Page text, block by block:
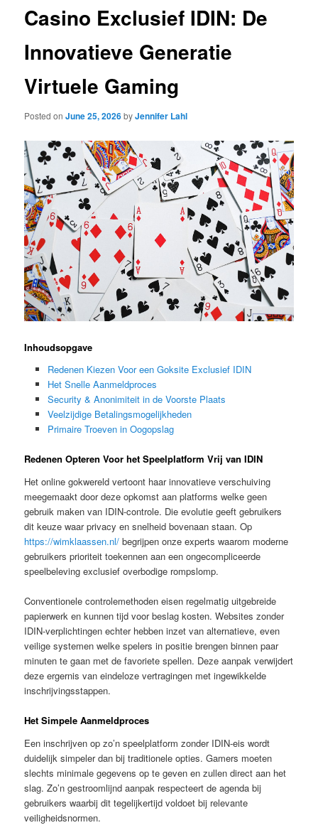
Casino Exclusief IDIN: De
Innovatieve Generatie
Virtuele Gaming
Posted onJune 25, 2026byJennifer Lahl
Inhoudsopgave
Redenen Kiezen Voor een Goksite Exclusief IDIN
Het Snelle Aanmeldproces
Security & Anonimiteit in de Voorste Plaats
Veelzijdige Betalingsmogelijkheden
Primaire Troeven in Oogopslag
Redenen Opteren Voor het Speelplatform Vrij van IDIN
Het online gokwereld vertoont haar innovatieve verschuiving
meegemaakt door deze opkomst aan platforms welke geen
gebruik maken van IDIN-controle. Die evolutie geeft gebruikers
dit keuze waar privacy en snelheid bovenaan staan. Op
https://wimklaassen.nl/ begrijpen onze experts waarom moderne
gebruikers prioriteit toekennen aan een ongecompliceerde
speelbeleving exclusief overbodige rompslomp.
Conventionele controlemethoden eisen regelmatig uitgebreide
papierwerk en kunnen tijd voor beslag kosten. Websites zonder
IDIN-verplichtingen echter hebben inzet van alternatieve, even
veilige systemen welke spelers in positie brengen binnen paar
minuten te gaan met de favoriete spellen. Deze aanpak verwijdert
deze ergernis van eindeloze vertragingen met ingewikkelde
inschrijvingsstappen.
Het Simpele Aanmeldproces
Een inschrijven op zo’n speelplatform zonder IDIN-eis wordt
duidelijk simpeler dan bij traditionele opties. Gamers moeten
slechts minimale gegevens op te geven en zullen direct aan het
slag. Zo’n gestroomlijnd aanpak respecteert de agenda bij
gebruikers waarbij dit tegelijkertijd voldoet bij relevante
veiligheidsnormen.